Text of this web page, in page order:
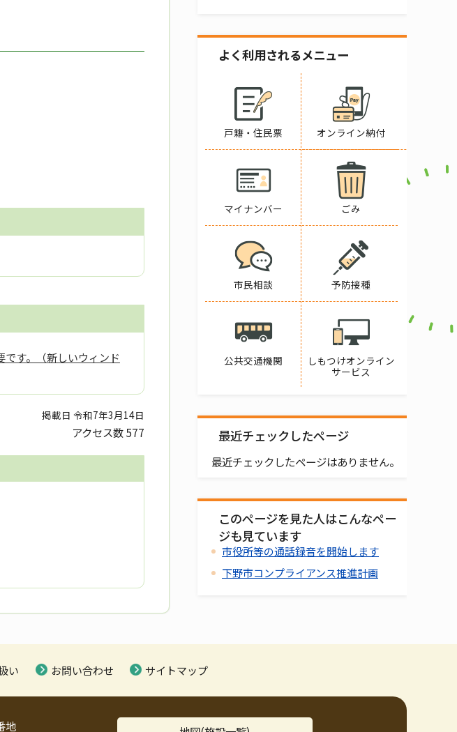
す。（新しいウィンド
掲載日 令和7年3月14日
アクセス数577
よく利用されるメニュー
戸籍・住民票 オンライン納付
マイナンバー ごみ
市民相談 予防接種
公共交通機関
しもつけオンライン
サービス
最近チェックしたページ
最近チェックしたページはありません。
このページを見た人はこんなペー
ジも見ています
市役所等の通話録音を開始します
下野市コンプライアンス推進計画
い お問い合わせ サイトマップ
地